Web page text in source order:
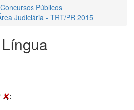
Públicos
Judiciária - TRT/PR 2015
: